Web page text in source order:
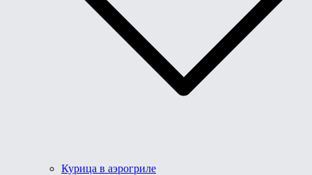
Курица в аэрогриле